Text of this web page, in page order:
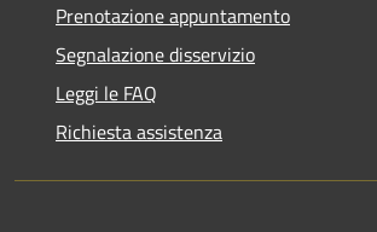
Prenotazione appuntamento
Segnalazione disservizio
Leggi le FAQ
Richiesta assistenza